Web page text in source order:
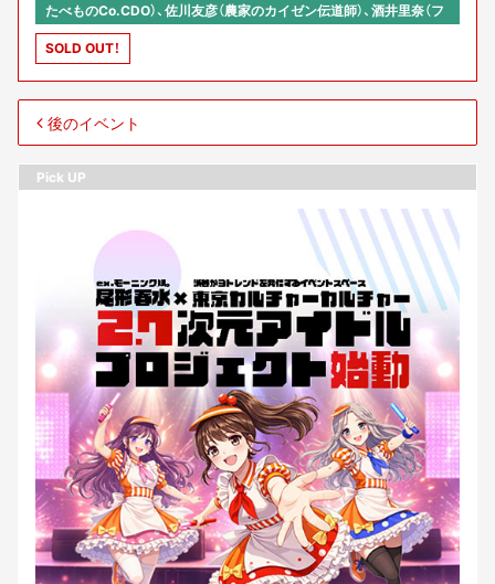
たべものCo.CDO）、佐川友彦（農家のカイゼン伝道師）、酒井里奈（フ
ァーメンステーション代表取締役）【司会】河原あず（コミュニティ・ア
クセラレーター）
SOLD OUT！
後のイベント
Pick UP